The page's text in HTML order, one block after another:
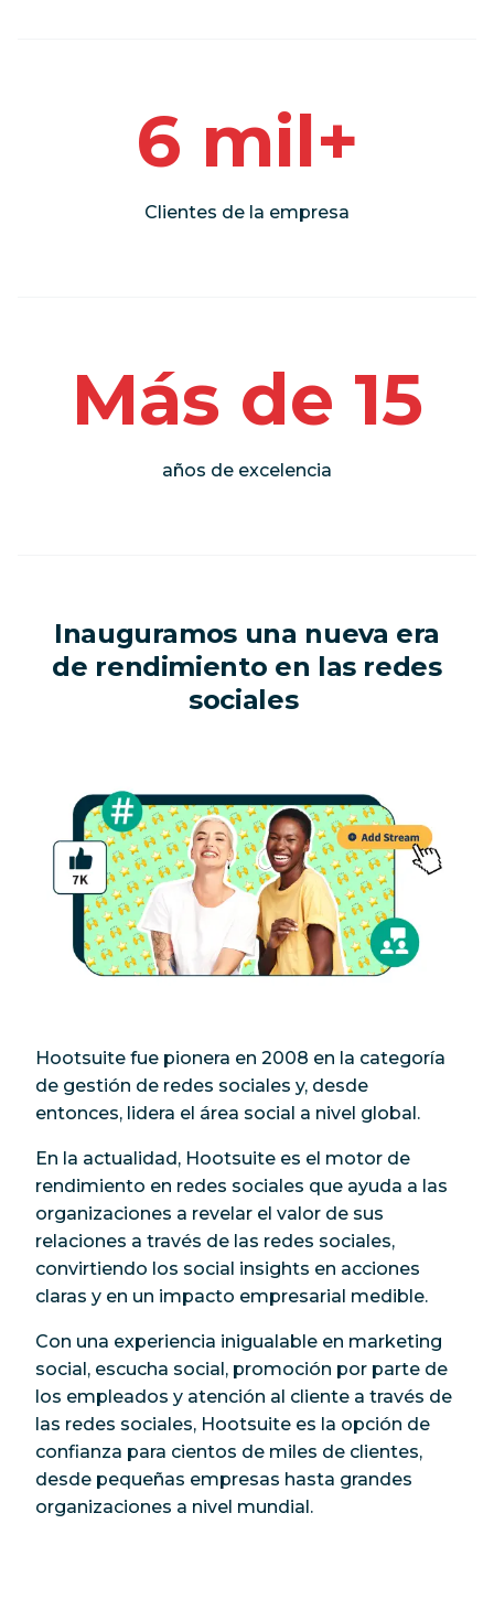
6 mil+
Clientes de la empresa
Más de 15
años de excelencia
Inauguramos una nueva era
de rendimiento en las redes
sociales
Hootsuite fue pionera en 2008 en la categoría
de gestión de redes sociales y, desde
entonces, lidera el área social a nivel global.
En la actualidad, Hootsuite es el motor de
rendimiento en redes sociales que ayuda a las
organizaciones a revelar el valor de sus
relaciones a través de las redes sociales,
convirtiendo los social insights en acciones
claras y en un impacto empresarial medible.
Con una experiencia inigualable en marketing
social, escucha social, promoción por parte de
los empleados y atención al cliente a través de
las redes sociales, Hootsuite es la opción de
confianza para cientos de miles de clientes,
desde pequeñas empresas hasta grandes
organizaciones a nivel mundial.